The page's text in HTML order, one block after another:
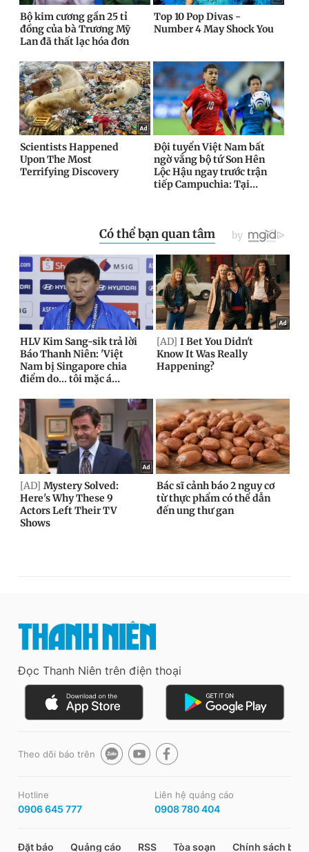
Đọc Thanh Niên trên điện thoại
Theo dõi báo trên
Hotline
0906 645 777
Liên hệ quảng cáo
0908 780 404
Đặt báo Quảng cáo RSS Tòa soạn Chính sách bảo